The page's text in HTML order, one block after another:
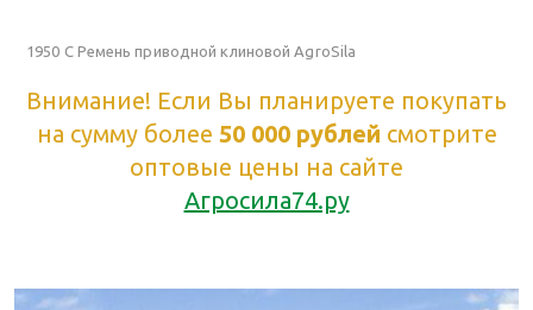
1950 С Ремень приводной клиновой AgroSila
Внимание! Если Вы планируете покупать
на сумму более 50 000 рублей смотрите
оптовые цены на сайте
Агросила74.ру